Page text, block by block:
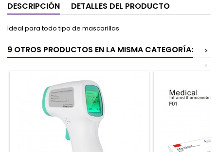
DESCRIPCIÓN DETALLES DEL PRODUCTO
Ideal para todo tipo de mascarillas
9 OTROS PRODUCTOS EN LA MISMA CATEGORÍA:
>
<